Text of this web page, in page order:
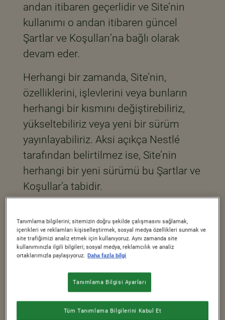
andan itibaren geçerlidir ve Site’nin
kullanımı o andan itibaren güncel
Şartlar ve Koşulları’na bağlı olarak
devam eder.
Herhangi bir zamanda, Site’nin,
özelliklerini, işlevlerini veya bunların
herhangi bir kısmını değiştirebiliriz,
yükseltebiliriz veya yeni bir sürüm
yayınlayabiliriz. Aksi açıkça Nestlé
tarafından belirtilmez ise, Site’nin
herhangi bir yeni sürümü bu Şartlar ve
Koşullar’a tabidir.
durumunda, hesabınızı askıya alabiliriz
veya Site’yi kullanımınızı
sonlandırabiliriz ve/veya hukuka
aykırılık halinde hakkınızda dava veya
hukuki takip yoluna başvurabiliriz.
B. BİLGİLERİN DOĞRULUĞU,
Tanımlama bilgilerini; sitemizin doğru şekilde çalışmasını sağlamak,
içerikleri ve reklamları kişiselleştirmek, sosyal medya özellikleri sunmak ve
site trafiğimizi analiz etmek için kullanıyoruz. Aynı zamanda site
kullanımınızla ilgili bilgileri; sosyal medya, reklamcılık ve analiz
ortaklarımızla paylaşıyoruz. Daha fazla bilgi
Tanımlama Bilgisi Ayarları
Tüm Tanımlama Bilgilerini Kabul Et